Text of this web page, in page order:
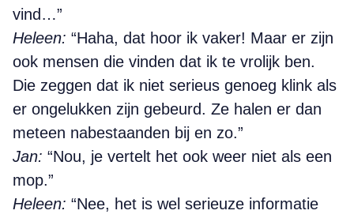
vind…”
Heleen: “Haha, dat hoor ik vaker! Maar er zijn
ook mensen die vinden dat ik te vrolijk ben.
Die zeggen dat ik niet serieus genoeg klink als
er ongelukken zijn gebeurd. Ze halen er dan
meteen nabestaanden bij en zo.”
Jan: “Nou, je vertelt het ook weer niet als een
mop.”
Heleen: “Nee, het is wel serieuze informatie